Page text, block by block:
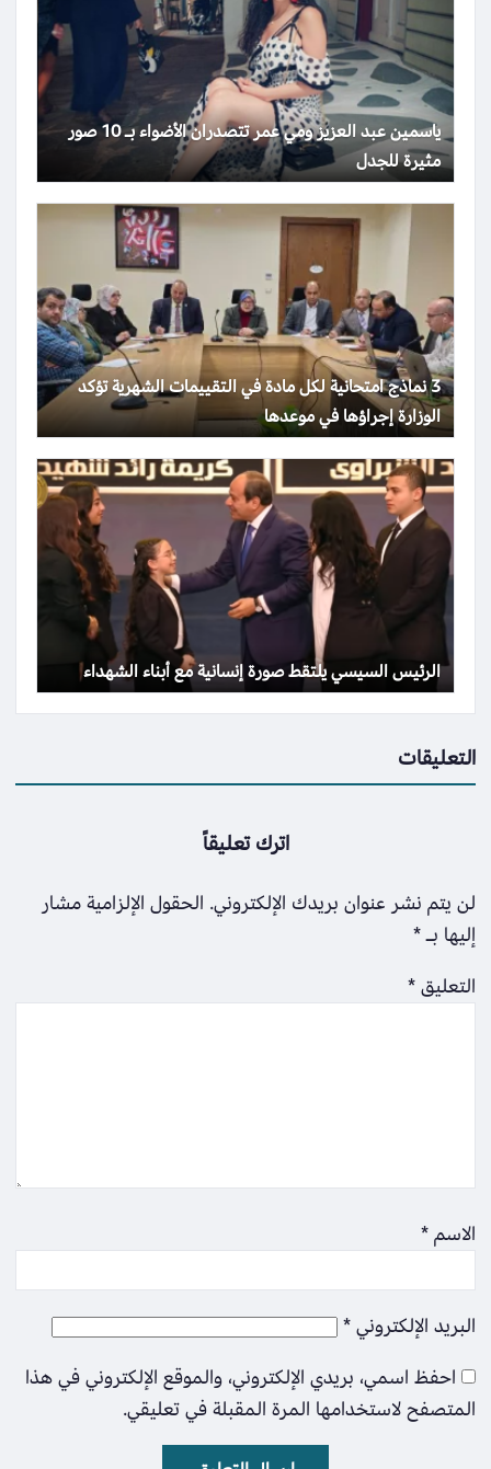
ياسمين عبد العزيز ومي عمر تتصدران الأضواء بـ 10 صور
مثيرة للجدل
3 نماذج امتحانية لكل مادة في التقييمات الشهرية تؤكد
الوزارة إجراؤها في موعدها
الرئيس السيسي يلتقط صورة إنسانية مع أبناء الشهداء
التعليقات
اترك تعليقاً
لن يتم نشر عنوان بريدك الإلكتروني. الحقول الإلزامية مشار
إليها بـ*
التعليق*
الاسم*
البريد الإلكتروني*
احفظ اسمي، بريدي الإلكتروني، والموقع الإلكتروني في هذا
المتصفح لاستخدامها المرة المقبلة في تعليقي.